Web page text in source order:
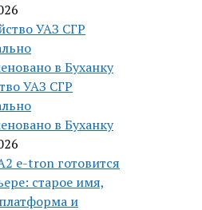
УАЗ СГР
в Буханку